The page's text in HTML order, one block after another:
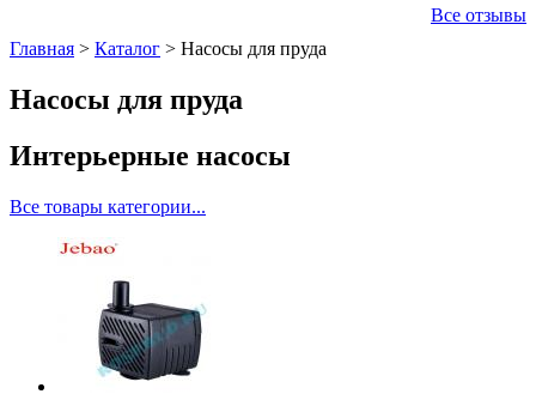
Все отзывы
Главная > Каталог > Насосы для пруда
Насосы для пруда
Интерьерные насосы
Все товары категории...